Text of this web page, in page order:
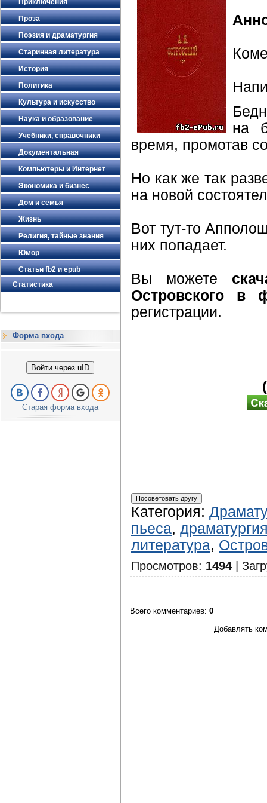
Приключения
Проза
Поэзия и драматургия
Старинная литература
История
Политика
Культура и искусство
Наука и образование
Учебники, справочники
Документальная
Компьютеры и Интернет
Экономика и бизнес
Дом и семья
Жизнь
Религия, тайные знания
Юмор
Статьи fb2 и epub
Статистика
Форма входа
Войти через uID
Старая форма входа
на
время, промотав
Но как же так
на новой
Вот тут-то
них попадает.
Вы можете
Островского в
регистрации.
Категория:
пьеса,
литература,
Просмотров: 1494
Всего комментариев: 0
Добавлять